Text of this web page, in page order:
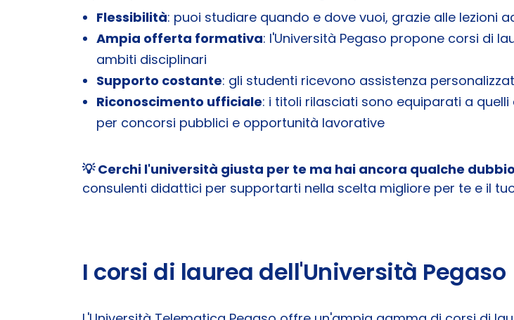
Flessibilità: puoi studiare quando e dove vuoi, grazie alle lezioni
Ampia offerta formativa: l'Università Pegaso propone corsi di
ambiti disciplinari
Supporto costante: gli studenti ricevono assistenza
Riconoscimento ufficiale: i titoli rilasciati sono equiparati a
per concorsi pubblici e opportunità lavorative
💡 Cerchi l'università giusta per te ma hai ancora qualche
consulenti didattici per supportarti nella scelta migliore per te e il
I corsi di laurea dell'Università Pegaso